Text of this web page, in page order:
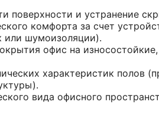
поверхности и устранение
комфорта за счет
или шумоизоляции).
офис на
характеристик полов
вида офисного